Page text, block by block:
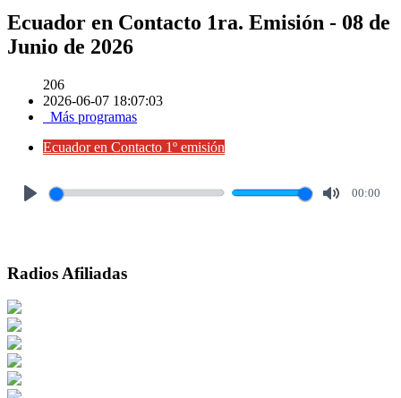
Ecuador en Contacto 1ra. Emisión - 08 de
Junio de 2026
206
2026-06-07 18:07:03
Más programas
Ecuador en Contacto 1º emisión
00:00
Radios Afiliadas